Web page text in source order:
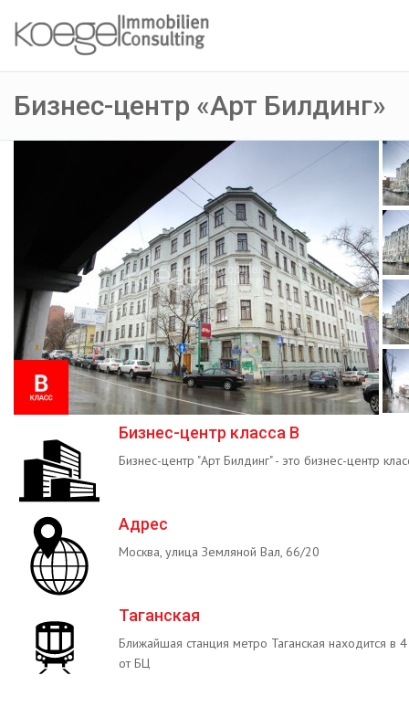
Бизнес-центр «Арт Билдинг»
Бизнес-центр класса B
Бизнес-центр "Арт Билдинг" - это бизнес-центр
Адрес
Москва, улица Земляной Вал, 66/20
Таганская
Ближайшая станция метро Таганская находится в
от БЦ